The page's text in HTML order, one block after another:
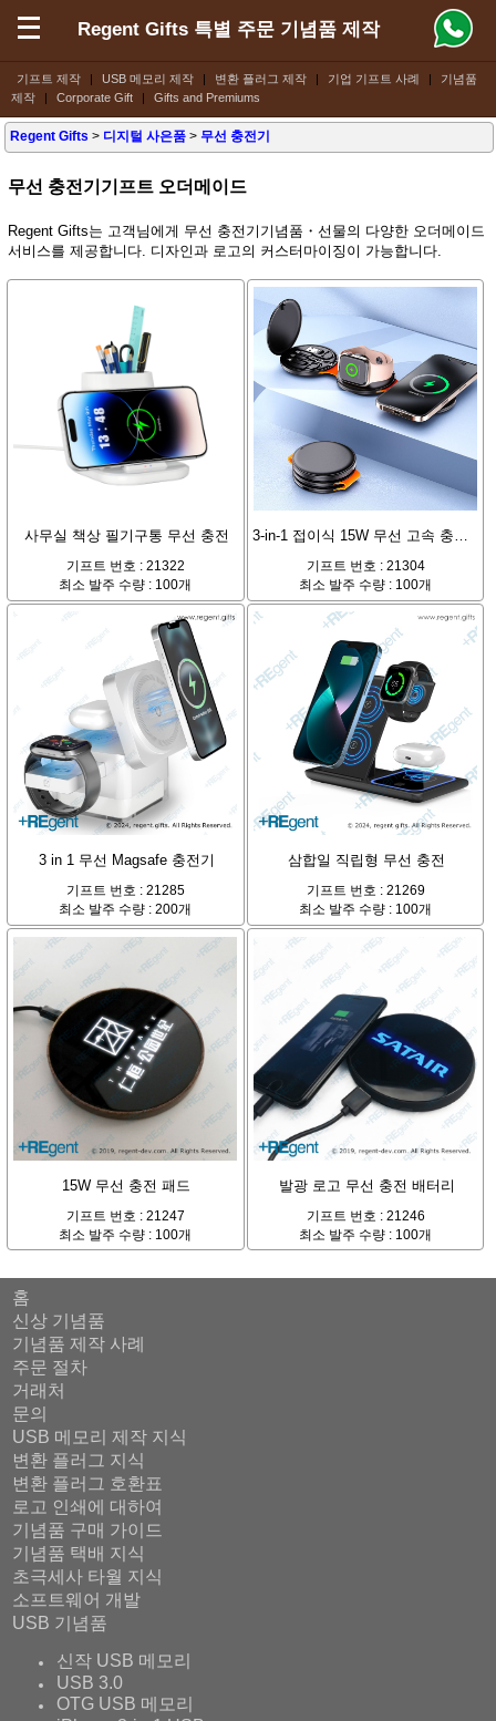
기프트 제작 | USB 메모리 제작 | 변환 플러그 제작 | 기업 기프트 사례 |
기념품
제작
| Corporate Gift | Gifts and Premiums
Regent Gifts 특별 주문 기념품 제작
Regent Gifts > 디지털 사은품 > 무선 충전기
무선 충전기기프트 오더메이드
Regent Gifts는 고객님에게 무선 충전기기념품・선물의 다양한 오더메이드
서비스를 제공합니다. 디자인과 로고의 커스터마이징이 가능합니다.
사무실 책상 필기구통 무선 충전
기프트 번호 : 21322
최소 발주 수량 : 100개
3-in-1 접이식 15W 무선 고속 충전기 + 데이터 케이블
기프트 번호 : 21304
최소 발주 수량 : 100개
3 in 1 무선 Magsafe 충전기
기프트 번호 : 21285
최소 발주 수량 : 200개
삼합일 직립형 무선 충전
기프트 번호 : 21269
최소 발주 수량 : 100개
15W 무선 충전 패드
기프트 번호 : 21247
최소 발주 수량 : 100개
발광 로고 무선 충전 배터리
기프트 번호 : 21246
최소 발주 수량 : 100개
홈
신상 기념품
기념품 제작 사례
주문 절차
거래처
문의
USB 메모리 제작 지식
변환 플러그 지식
변환 플러그 호환표
로고 인쇄에 대하여
기념품 구매 가이드
기념품 택배 지식
초극세사 타월 지식
소프트웨어 개발
USB 기념품
신작 USB 메모리
USB 3.0
OTG USB 메모리